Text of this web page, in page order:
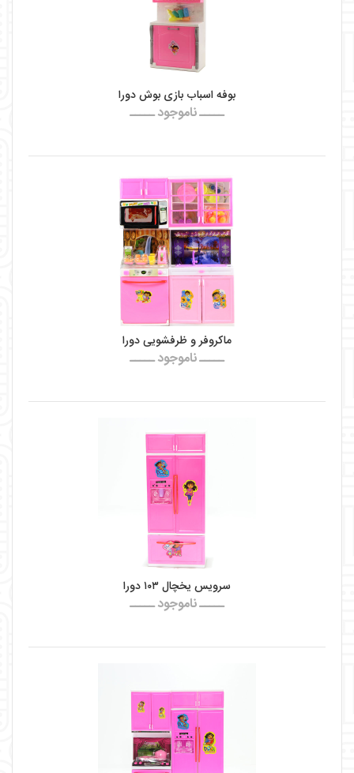
بوفه اسباب بازی بوش دورا
ـــــ ناموجود ـــــ
ماکروفر و ظرفشویی دورا
ـــــ ناموجود ـــــ
سرویس یخچال ۱۰۳ دورا
ـــــ ناموجود ـــــ